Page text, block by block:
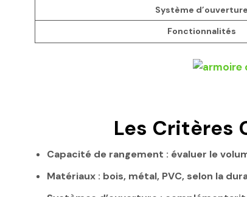
Système d’ouverture
Fonctionnalités
Les Critères
Capacité de rangement : évaluer le
Matériaux : bois, métal, PVC, selon la